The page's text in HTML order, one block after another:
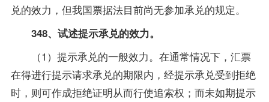
兑的效力，但我国票据法目前尚无参加承兑的规定。
348、试述提示承兑的效力。
（1）提示承兑的一般效力。在通常情况下，汇票
在得进行提示请求承兑的期限内，经提示承兑受到拒绝
时，则可作成拒绝证明从而行使追索权；而未如期提示